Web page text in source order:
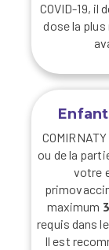
COVID-19, il
dose la plus
ou de la
votre
maximum
requis dans
Il est